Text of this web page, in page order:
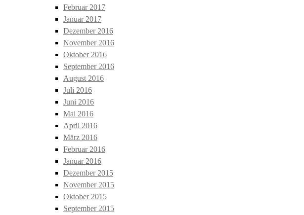
Februar 2017
Januar 2017
Dezember 2016
November 2016
Oktober 2016
September 2016
August 2016
Juli 2016
Juni 2016
Mai 2016
April 2016
März 2016
Februar 2016
Januar 2016
Dezember 2015
November 2015
Oktober 2015
September 2015